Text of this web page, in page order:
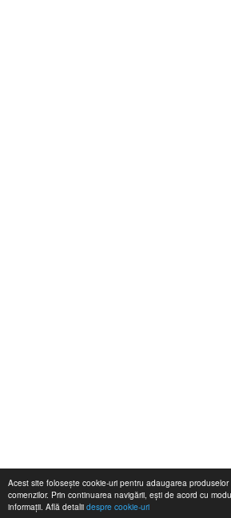
Acest site folosește cookie-uri pentru adaugarea
comenzilor. Prin continuarea navigării, ești de acord cu
informații. Află detalii despre cookie-uri